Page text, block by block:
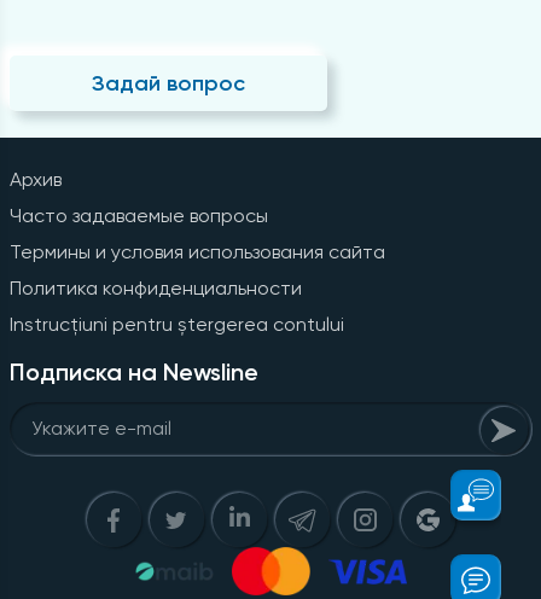
Задай вопрос
Архив
Часто задаваемые вопросы
Термины и условия использования сайта
Политика конфиденциальности
Instrucțiuni pentru ștergerea contului
Подписка на Newsline